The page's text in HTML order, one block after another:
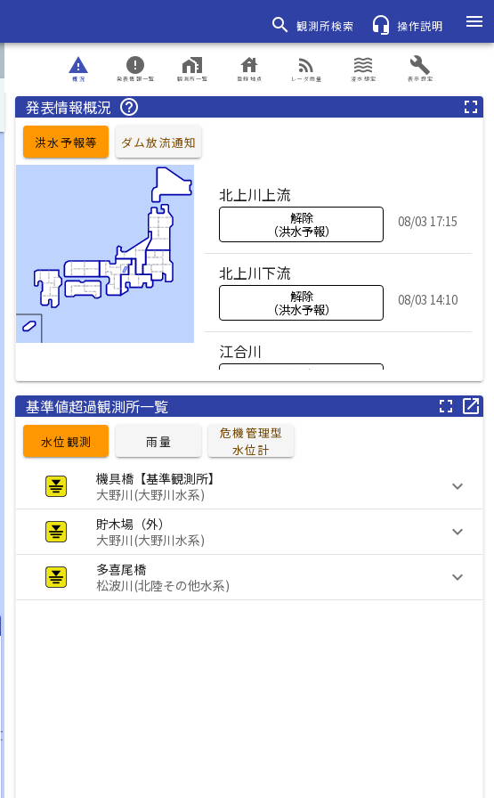
search 観測所検索 headset_mic 操作説明
menu
概況
report_problem
発表情報一覧
error
観測所一覧
home_work
登録地点
house
レーダ雨量
rss_feed
浸水想定
waves
表示設定
build
発表情報概況 help_outline fullscreen
洪水予報等 ダム放流通知
北上川上流
解除
（洪水予報）
08/03 17:15
北上川下流
解除
（洪水予報）
08/03 14:10
江合川
解除
（洪水予報）
08/03 11:10
旧北上川
解除
雄物川下流
08/02 20:30
雄物川上流
基準値超過観測所一覧 fullscreen open_in_new
水位観測 雨量
危機管理型
水位計
機具橋【基準観測所】
大野川(大野川水系)
keyboard_arrow_down
貯木場（外）
大野川(大野川水系)
keyboard_arrow_down
多喜尾橋
松波川(北陸その他水系)
keyboard_arrow_down